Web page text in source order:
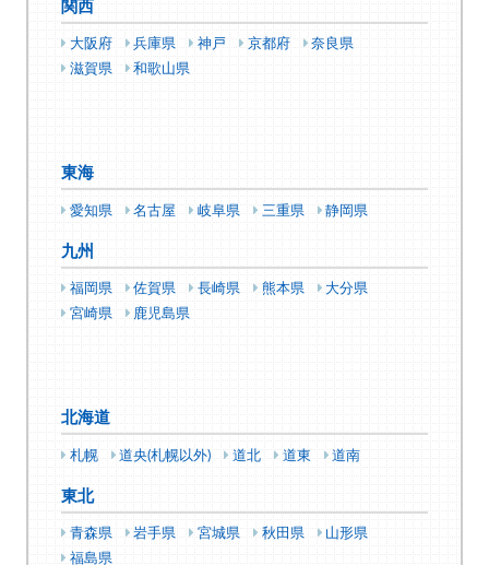
関西
大阪府 兵庫県 神戸 京都府
奈良県
滋賀県
和歌山県
東海
愛知県 名古屋 岐阜県 三重県 静岡県
九州
福岡県 佐賀県 長崎県 熊本県
大分県
宮崎県
鹿児島県
北海道
札幌 道央(札幌以外) 道北 道東 道南
東北
青森県 岩手県 宮城県 秋田県
山形県
福島県